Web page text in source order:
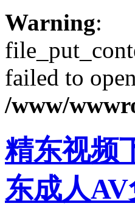
Warning:
failed to
/www/
精东视频
东成人